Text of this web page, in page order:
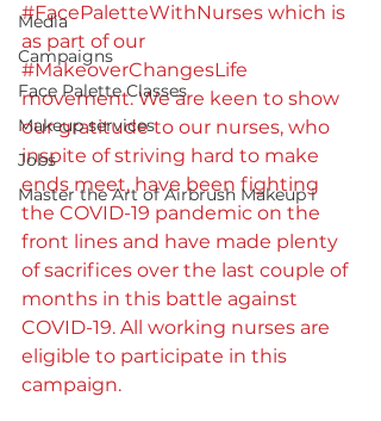
Media
Campaigns
Face Palette Classes
Makeup services
Jobs
Master the Art of Airbrush Makeup i
#FacePaletteWithNurses which is
as part of our
#MakeoverChangesLife
movement. We are keen to show
our gratitude to our nurses, who
inspite of striving hard to make
ends meet, have been fighting
the COVID-19 pandemic on the
front lines and have made plenty
of sacrifices over the last couple of
months in this battle against
COVID-19. All working nurses are
eligible to participate in this
campaign.